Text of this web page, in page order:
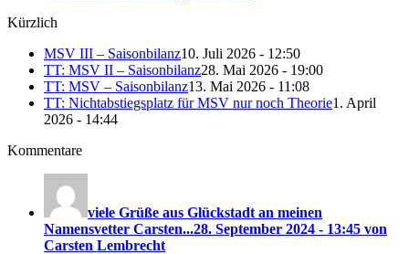
Kürzlich
MSV III – Saisonbilanz10. Juli 2026 - 12:50
TT: MSV II – Saisonbilanz28. Mai 2026 - 19:00
TT: MSV – Saisonbilanz13. Mai 2026 - 11:08
TT: Nichtabstiegsplatz für MSV nur noch Theorie1. April
2026 - 14:44
Kommentare
viele Grüße aus Glückstadt an meinen
Namensvetter Carsten...28. September 2024 - 13:45 von
Carsten Lembrecht